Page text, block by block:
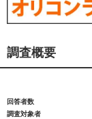
調査概要
回答者数
調査対象者